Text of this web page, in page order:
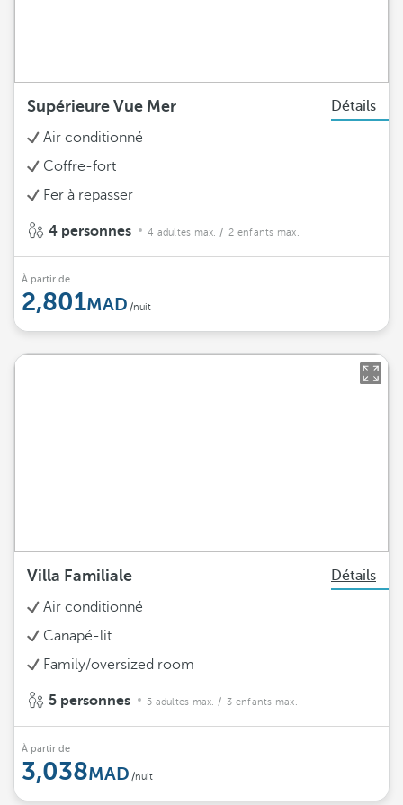
Supérieure Vue Mer
Détails
Air conditionné
Coffre-fort
Fer à repasser
4 personnes 4 adultes max. / 2 enfants max.
À partir de
2,801 /nuit
Villa Familiale
Détails
Air conditionné
Canapé-lit
Family/oversized room
5 personnes 5 adultes max. / 3 enfants max.
À partir de
3,038 /nuit